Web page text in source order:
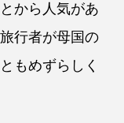
から人気があ
行者が母国の
もめずらしく